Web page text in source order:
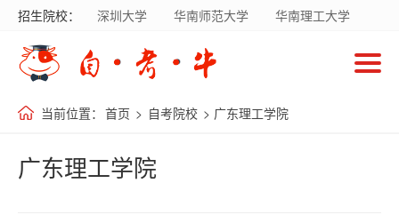
招生院校： 深圳大学 华南师范大学
华南理工大学
暨南大学
华南农业大学
南方医科大学
国家开放大学
当前位置： 首页 > 自考院校 > 广东理工学院
广东理工学院